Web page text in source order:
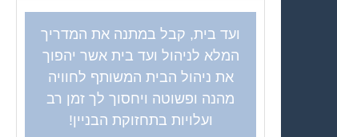
ועד בית, קבל במתנה את המדריך
המלא לניהול ועד בית אשר יהפוך
את ניהול הבית המשותף לחוויה
מהנה ופשוטה ויחסוך לך זמן רב
ועלויות בתחזוקת הבניין!